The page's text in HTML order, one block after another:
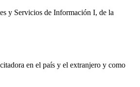
y Servicios de Información I, de la
en el país y el extranjero y como